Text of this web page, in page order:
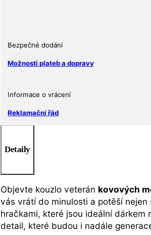
Bezpečné dodání
Možnosti plateb a dopravy
Informace o vrácení
Reklamační řád
Detaily
Objevte kouzlo veterán kovových
vás vrátí do minulosti a potěší
hračkami, které jsou ideální
detail, které budou i nadále